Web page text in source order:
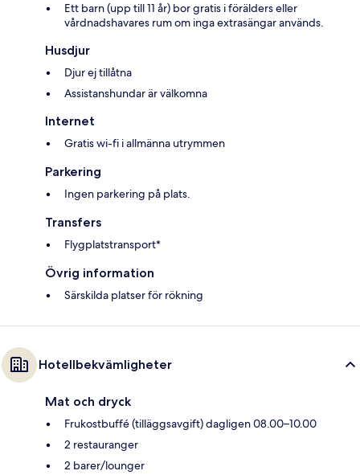
Ett barn (upp till 11 år) bor gratis i förälders eller
vårdnadshavares rum om inga extrasängar används.
Husdjur
Djur ej tillåtna
Assistanshundar är välkomna
Internet
Gratis wi-fi i allmänna utrymmen
Parkering
Ingen parkering på plats.
Transfers
Flygplatstransport*
Övrig information
Särskilda platser för rökning
Hotellbekvämligheter
Mat och dryck
Frukostbuffé (tilläggsavgift) dagligen 08.00–10.00
2 restauranger
2 barer/lounger